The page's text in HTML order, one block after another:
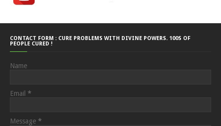
CONTACT FORM : CURE PROBLEMS WITH DIVINE POWERS. 100S OF
PEOPLE CURED !
Name
Email *
Message *